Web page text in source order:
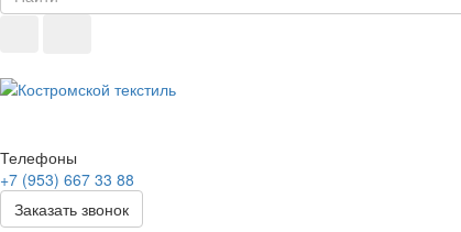
Телефоны
+7 (953) 667 33 88
Заказать звонок